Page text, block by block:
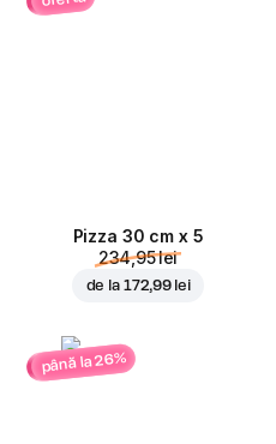
Pizza 30 cm x 5
234,95 lei
de la 172,99 lei
până la 26%